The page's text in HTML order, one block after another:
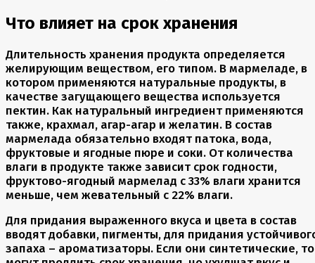
Что влияет на срок хранения
Длительность хранения продукта определяется
желирующим веществом, его типом. В мармеладе, в
котором применяются натуральные продукты, в
качестве загущающего вещества используется
пектин. Как натуральный ингредиент применяются
также, крахмал, агар-агар и желатин. В состав
мармелада обязательно входят патока, вода,
фруктовые и ягодные пюре и соки. От количества
влаги в продукте также зависит срок годности,
фруктово-ягодный мармелад с 33% влаги хранится
меньше, чем жевательный с 22% влаги.
Для придания выраженного вкуса и цвета в состав
вводят добавки, пигменты, для придания
запаха – ароматизаторы. Если они синтетические, то